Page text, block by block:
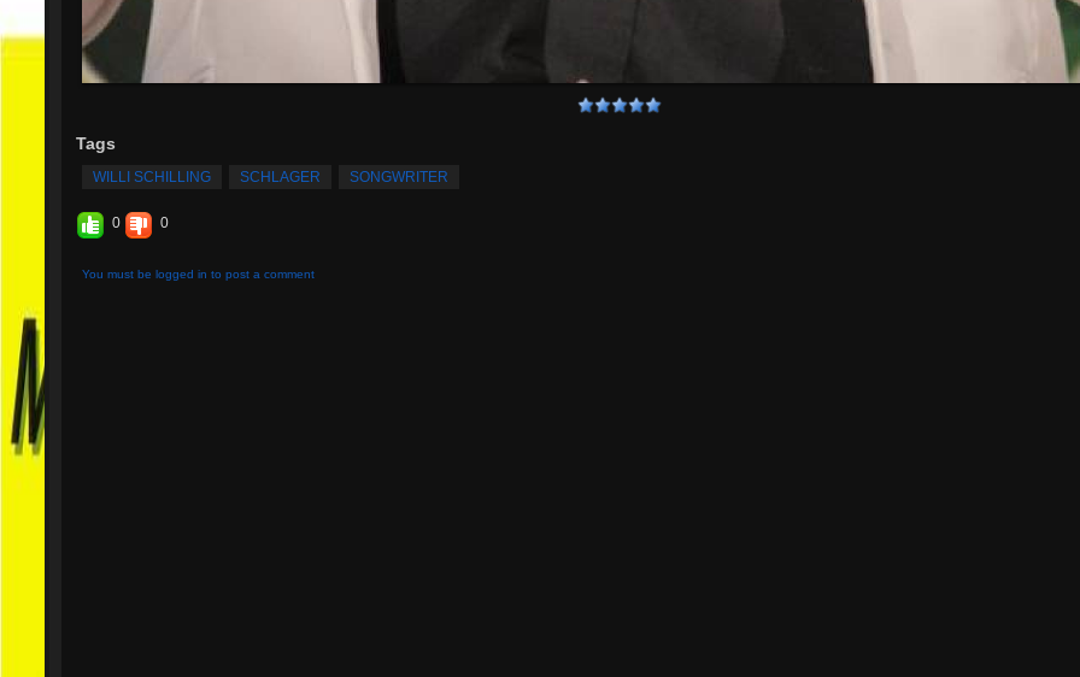
Tags
WILLI SCHILLING SCHLAGER SONGWRITER
0 0
You must be logged in to post a comment